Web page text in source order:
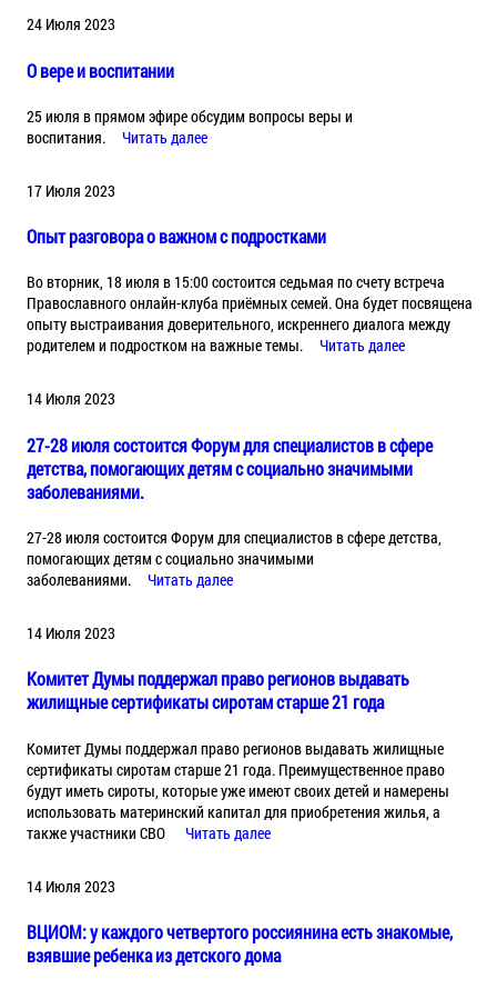
24 Июля 2023
О вере и воспитании
25 июля в прямом эфире обсудим вопросы веры и
воспитания.
Читать далее
17 Июля 2023
Опыт разговора о важном с подростками
Во вторник, 18 июля в 15:00 состоится седьмая по счету встреча
Православного онлайн-клуба приёмных семей. Она будет посвящена
опыту выстраивания доверительного, искреннего диалога между
родителем и подростком на важные темы.
Читать далее
14 Июля 2023
27-28 июля состоится Форум для специалистов в сфере
детства, помогающих детям с социально значимыми
заболеваниями.
27-28 июля состоится Форум для специалистов в сфере детства,
помогающих детям с социально значимыми
заболеваниями.
Читать далее
14 Июля 2023
Комитет Думы поддержал право регионов выдавать
жилищные сертификаты сиротам старше 21 года
Комитет Думы поддержал право регионов выдавать жилищные
сертификаты сиротам старше 21 года. Преимущественное право
будут иметь сироты, которые уже имеют своих детей и намерены
использовать материнский капитал для приобретения жилья, а
также участники СВО
Читать далее
14 Июля 2023
ВЦИОМ: у каждого четвертого россиянина есть знакомые,
взявшие ребенка из детского дома